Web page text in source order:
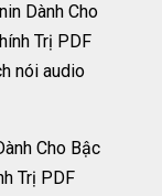
Dành Cho
Trị PDF
nói audio